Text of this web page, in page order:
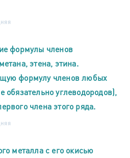
формулы членов
этена, этина.
формулу членов любых
обязательно углеводородов),
члена этого ряда.
металла с его окисью